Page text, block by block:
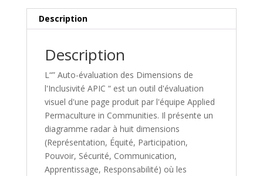
Description
Description
L“” Auto-évaluation des Dimensions de
l'Inclusivité APIC “ est un outil d'évaluation
visuel d'une page produit par l'équipe Applied
Permaculture in Communities. Il présente un
diagramme radar à huit dimensions
(Représentation, Équité, Participation,
Pouvoir, Sécurité, Communication,
Apprentissage, Responsabilité) où les